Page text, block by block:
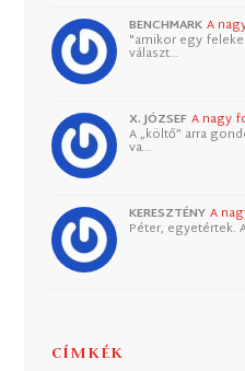
BENCHMARK A
"amikor egy
választ…
X. JÓZSEF A nagy
A „költő” arra
va…
KERESZTÉNY A
Péter, egyetértek.
CÍMKÉK